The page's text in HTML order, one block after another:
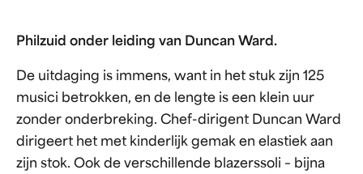
Philzuid onder leiding van Duncan Ward.
De uitdaging is immens, want in het stuk zijn 125
musici betrokken, en de lengte is een klein uur
zonder onderbreking. Chef-dirigent Duncan Ward
dirigeert het met kinderlijk gemak en elastiek aan
zijn stok. Ook de verschillende blazerssoli – bijna